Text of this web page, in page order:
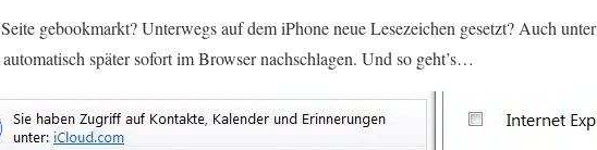
gebookmarkt? Unterwegs auf dem iPhone neue Lesezeichen gesetzt? Auch unter
später sofort im Browser nachschlagen. Und so geht’s…